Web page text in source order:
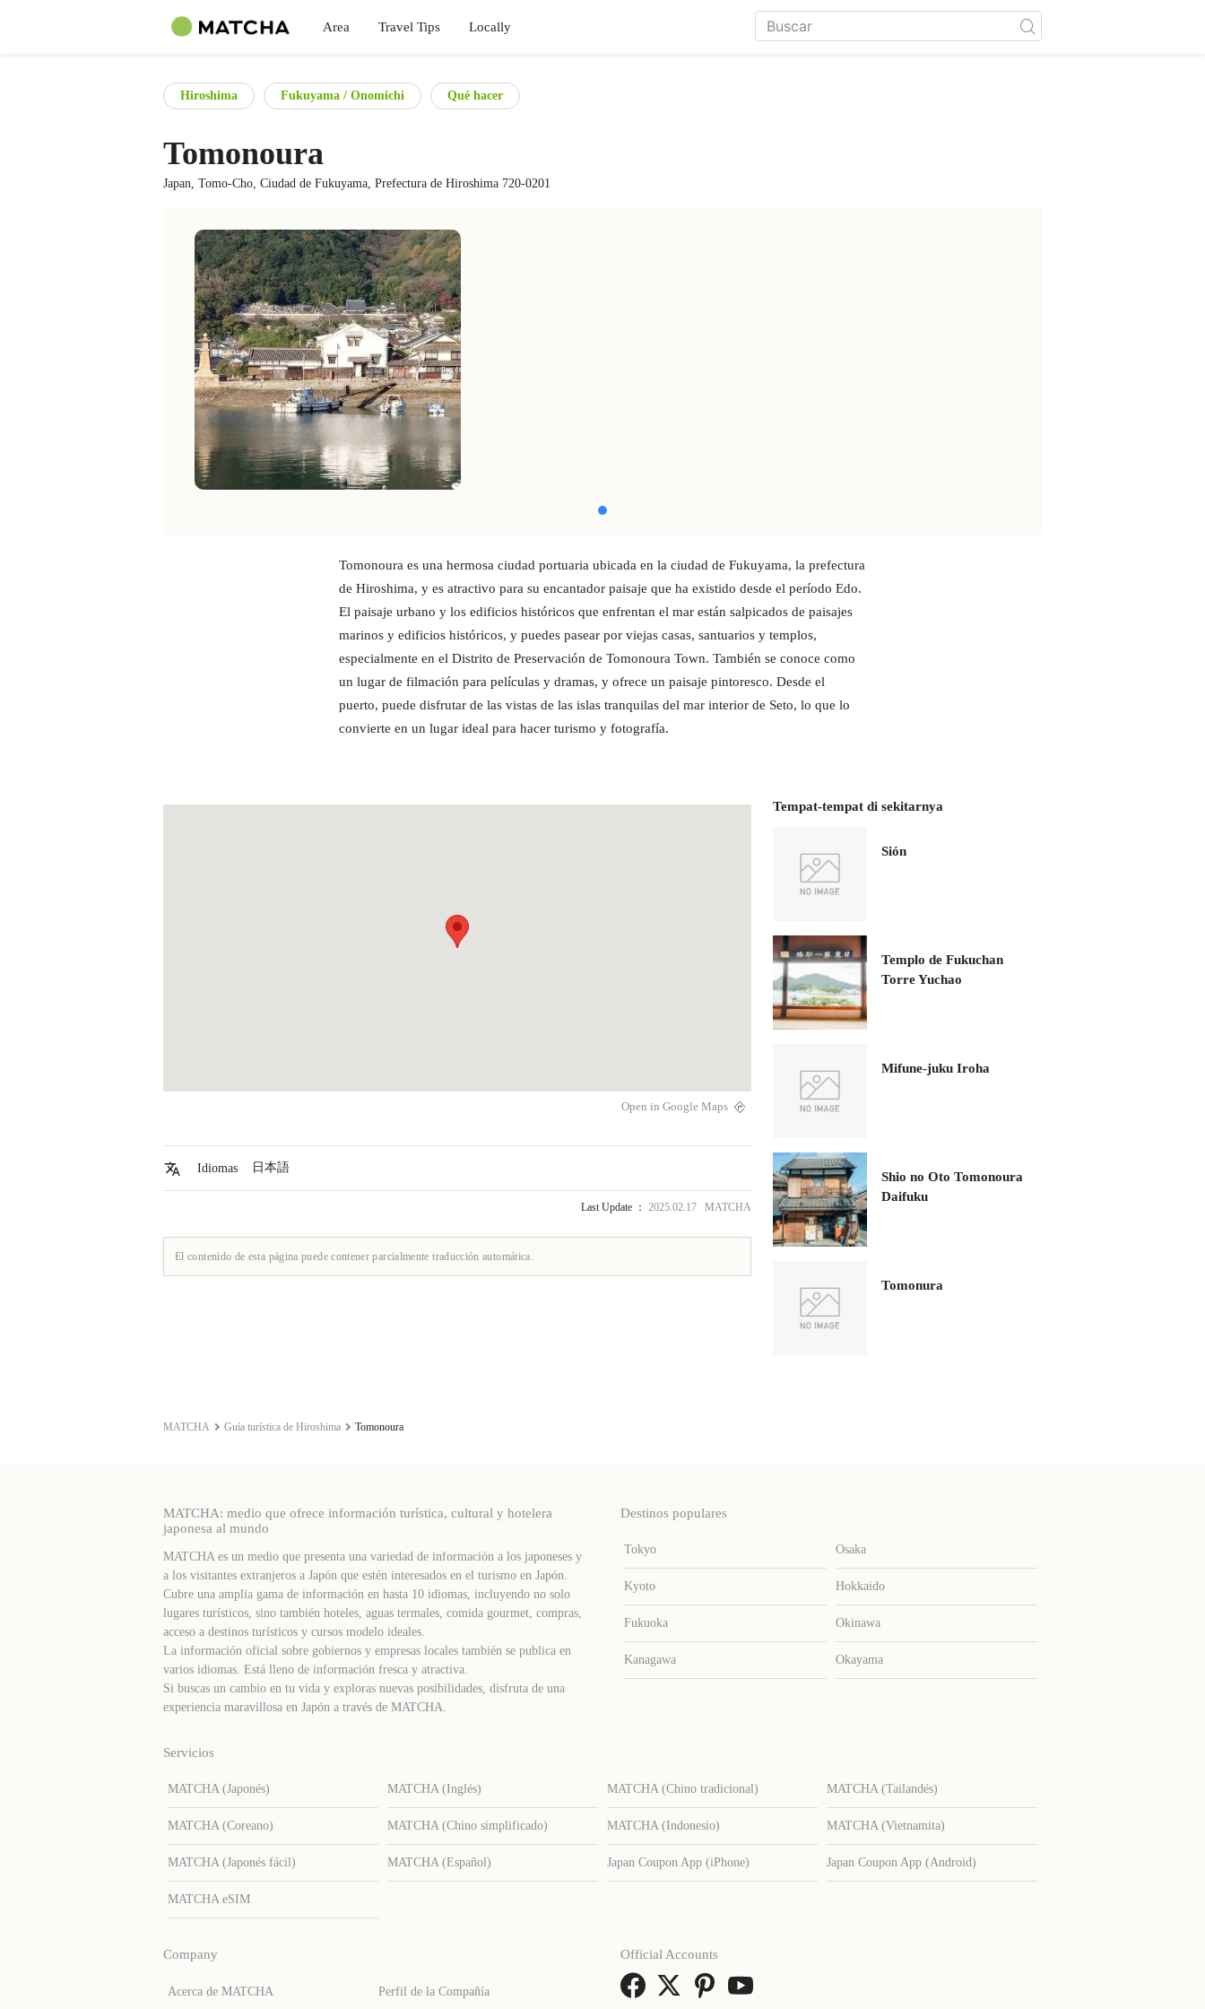
Area Travel Tips Locally
Hiroshima Fukuyama / Onomichi Qué hacer
Tomonoura
Japan, Tomo-Cho, Ciudad de Fukuyama, Prefectura de Hiroshima 720-0201
Tomonoura es una hermosa ciudad portuaria ubicada en la ciudad de Fukuyama, la prefectura
de Hiroshima, y ​​es atractivo para su encantador paisaje que ha existido desde el período Edo.
El paisaje urbano y los edificios históricos que enfrentan el mar están salpicados de paisajes
marinos y edificios históricos, y puedes pasear por viejas casas, santuarios y templos,
especialmente en el Distrito de Preservación de Tomonoura Town. También se conoce como
un lugar de filmación para películas y dramas, y ofrece un paisaje pintoresco. Desde el
puerto, puede disfrutar de las vistas de las islas tranquilas del mar interior de Seto, lo que lo
convierte en un lugar ideal para hacer turismo y fotografía.
Open in Google Maps
Idiomas 日本語
Last Update ： 2025.02.17 MATCHA
El contenido de esta página puede contener parcialmente traducción automática.
Tempat-tempat di sekitarnya
Sión
Templo de Fukuchan
Torre Yuchao
Mifune-juku Iroha
Shio no Oto Tomonoura
Daifuku
Tomonura
MATCHA Guía turística de Hiroshima Tomonoura
MATCHA: medio que ofrece información turística, cultural y hotelera
japonesa al mundo
MATCHA es un medio que presenta una variedad de información a los japoneses y
a los visitantes extranjeros a Japón que estén interesados ​​en el turismo en Japón.
Cubre una amplia gama de información en hasta 10 idiomas, incluyendo no solo
lugares turísticos, sino también hoteles, aguas termales, comida gourmet, compras,
acceso a destinos turísticos y cursos modelo ideales.
La información oficial sobre gobiernos y empresas locales también se publica en
varios idiomas. Está lleno de información fresca y atractiva.
Si buscas un cambio en tu vida y exploras nuevas posibilidades, disfruta de una
experiencia maravillosa en Japón a través de MATCHA.
Destinos populares
Tokyo Osaka
Kyoto Hokkaido
Fukuoka Okinawa
Kanagawa Okayama
Servicios
MATCHA (Japonés) MATCHA (Inglés) MATCHA (Chino tradicional) MATCHA (Tailandés)
MATCHA (Coreano) MATCHA (Chino simplificado) MATCHA (Indonesio) MATCHA (Vietnamita)
MATCHA (Japonés fácil) MATCHA (Español) Japan Coupon App (iPhone) Japan Coupon App (Android)
MATCHA eSIM
Company
Acerca de MATCHA Perfil de la Compañía
Official Accounts